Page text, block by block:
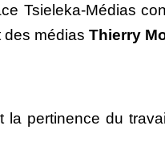
Tsieleka-Médias
des médias Thierry
pertinence du